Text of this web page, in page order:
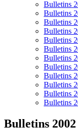
Bulletins
Bulletins
Bulletins
Bulletins
Bulletins
Bulletins
Bulletins
Bulletins
Bulletins
Bulletins
Bulletins
Bulletins
Bulletins 2002